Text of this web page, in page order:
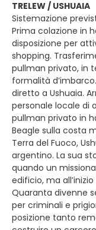
TRELEW / USHUAIA
Sistemazione
Prima colazione in
disposizione per
shopping.
pullman privato, in
formalità
diretto a Ushuaia.
personale locale di
pullman privato in
Beagle sulla costa
Terra del Fuoco,
argentino. La sua
quando un
edificio, ma
Quaranta divenne
per criminali e
posizione tanto